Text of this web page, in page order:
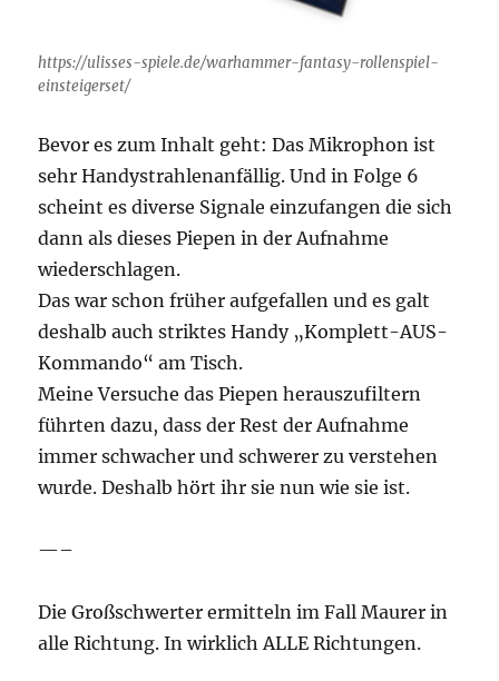
https://ulisses-spiele.de/warhammer-fantasy-rollenspiel-
einsteigerset/
Bevor es zum Inhalt geht: Das Mikrophon ist
sehr Handystrahlenanfällig. Und in Folge 6
scheint es diverse Signale einzufangen die sich
dann als dieses Piepen in der Aufnahme
wiederschlagen.
Das war schon früher aufgefallen und es galt
deshalb auch striktes Handy „Komplett-AUS-
Kommando“ am Tisch.
Meine Versuche das Piepen herauszufiltern
führten dazu, dass der Rest der Aufnahme
immer schwacher und schwerer zu verstehen
wurde. Deshalb hört ihr sie nun wie sie ist.
—–
Die Großschwerter ermitteln im Fall Maurer in
alle Richtung. In wirklich ALLE Richtungen.